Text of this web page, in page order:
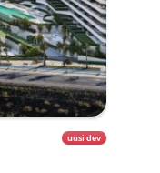
uusi dev